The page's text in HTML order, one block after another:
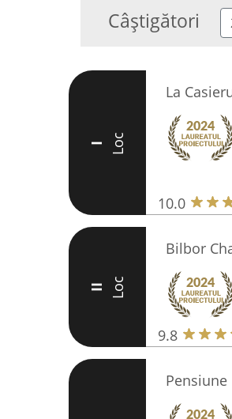
Câștigători
I Loc
La
10.0
II Loc
Bilbor
9.8
Pensiune